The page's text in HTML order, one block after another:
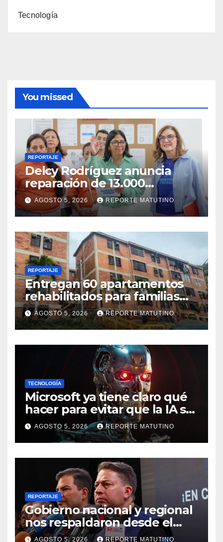
Tecnología
You missed
REPORTAJE
Delcy Rodríguez anuncia
reparación de 13.000
viviendas afectadas por los
terremotos
AGOSTO 5, 2026 REPORTE MATUTINO
REPORTAJE
Entregan 60 apartamentos
rehabilitados para familias
del urbanismo Ana Victoria
en La Guaira
AGOSTO 5, 2026 REPORTE MATUTINO
TECNOLOGÍA
Microsoft ya tiene claro qué
hacer para evitar que la IA se
salga de control
AGOSTO 5, 2026 REPORTE MATUTINO
REPORTAJE
Gobierno nacional y regional
nos respaldaron desde el
primer momento tras
AGOSTO 5, 2026 REPORTE MATUTINO